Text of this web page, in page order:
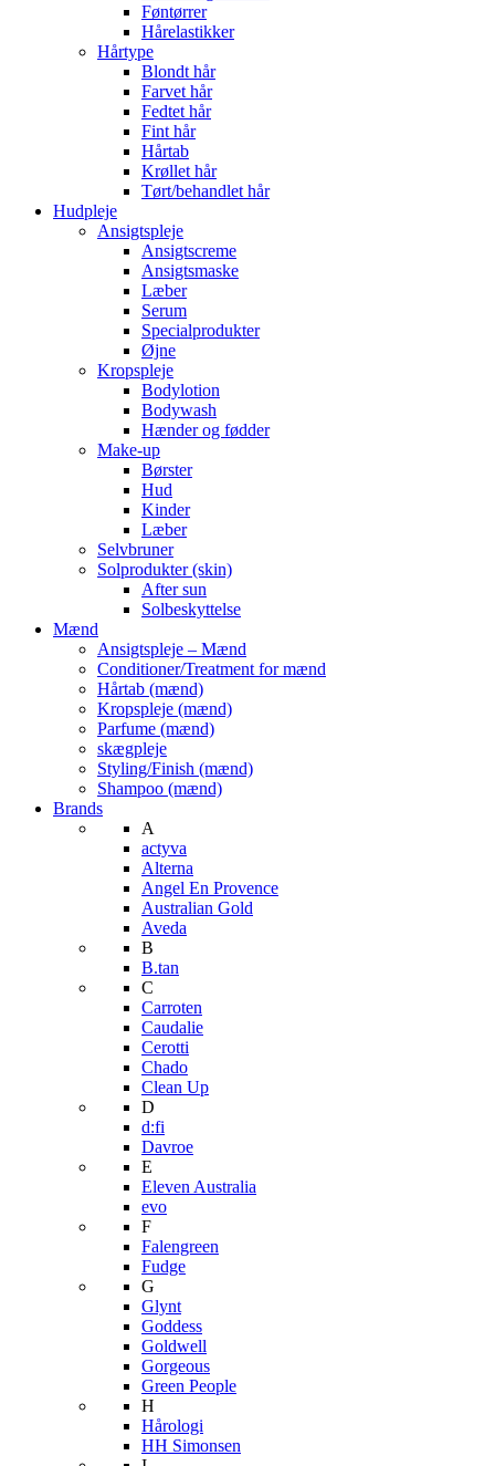
Føntørrer
Hårelastikker
Hårtype
Blondt hår
Farvet hår
Fedtet hår
Fint hår
Hårtab
Krøllet hår
Tørt/behandlet hår
Hudpleje
Ansigtspleje
Ansigtscreme
Ansigtsmaske
Læber
Serum
Specialprodukter
Øjne
Kropspleje
Bodylotion
Bodywash
Hænder og fødder
Make-up
Børster
Hud
Kinder
Læber
Selvbruner
Solprodukter (skin)
After sun
Solbeskyttelse
Mænd
Ansigtspleje – Mænd
Conditioner/Treatment for mænd
Hårtab (mænd)
Kropspleje (mænd)
Parfume (mænd)
skægpleje
Styling/Finish (mænd)
Shampoo (mænd)
Brands
A
actyva
Alterna
Angel En Provence
Australian Gold
Aveda
B
B.tan
C
Carroten
Caudalie
Cerotti
Chado
Clean Up
D
d:fi
Davroe
E
Eleven Australia
evo
F
Falengreen
Fudge
G
Glynt
Goddess
Goldwell
Gorgeous
Green People
H
Hårologi
HH Simonsen